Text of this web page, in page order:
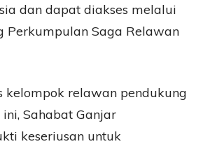
dan dapat diakses melalui
Perkumpulan Saga Relawan
kelompok relawan pendukung
Sahabat Ganjar
keseriusan untuk